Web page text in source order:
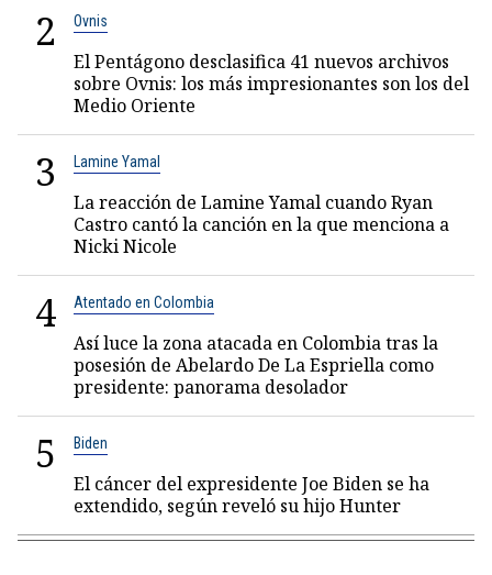
2 Ovnis
El Pentágono desclasifica 41 nuevos archivos
sobre Ovnis: los más impresionantes son los del
Medio Oriente
3 Lamine Yamal
La reacción de Lamine Yamal cuando Ryan
Castro cantó la canción en la que menciona a
Nicki Nicole
4 Atentado en Colombia
Así luce la zona atacada en Colombia tras la
posesión de Abelardo De La Espriella como
presidente: panorama desolador
5 Biden
El cáncer del expresidente Joe Biden se ha
extendido, según reveló su hijo Hunter